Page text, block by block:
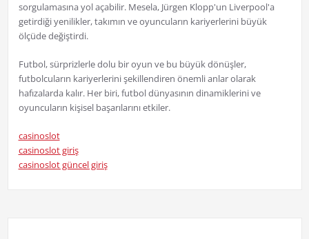
sorgulamasına yol açabilir. Mesela, Jürgen Klopp'un Liverpool'a
getirdiği yenilikler, takımın ve oyuncuların kariyerlerini büyük
ölçüde değiştirdi.
Futbol, sürprizlerle dolu bir oyun ve bu büyük dönüşler,
futbolcuların kariyerlerini şekillendiren önemli anlar olarak
hafızalarda kalır. Her biri, futbol dünyasının dinamiklerini ve
oyuncuların kişisel başarılarını etkiler.
casinoslot
casinoslot giriş
casinoslot güncel giriş